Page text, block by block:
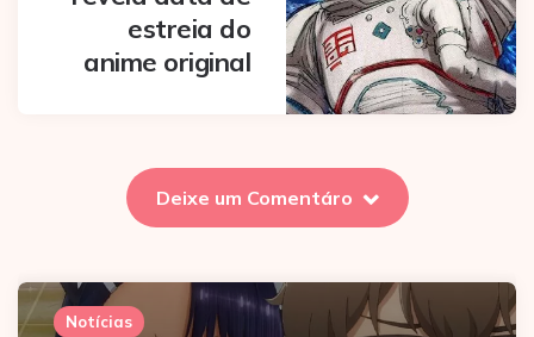
estreia do
anime original
Deixe um Comentáro
Notícias